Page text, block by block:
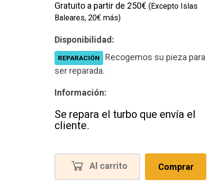
Gratuito a partir de 250€ (Excepto Islas
Baleares, 20€ más)
Disponibilidad:
REPARACIÓN
Recogemos su pieza para
ser reparada.
Información:
Se repara el turbo que envía el
cliente.
Al carrito Comprar